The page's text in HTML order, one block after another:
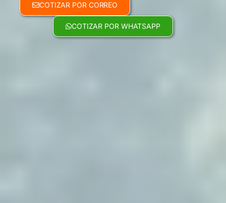
COTIZAR POR CORREO
COTIZAR POR WHATSAPP